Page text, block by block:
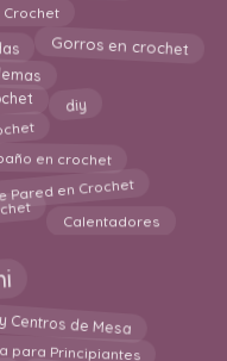
Crochet
Gorros en crochet
diy
en crochet
Pared en Crochet
Calentadores
Centros de Mesa
para Principiantes